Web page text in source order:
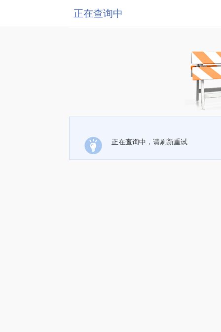
正在查询中
正在查询中，请刷新重试